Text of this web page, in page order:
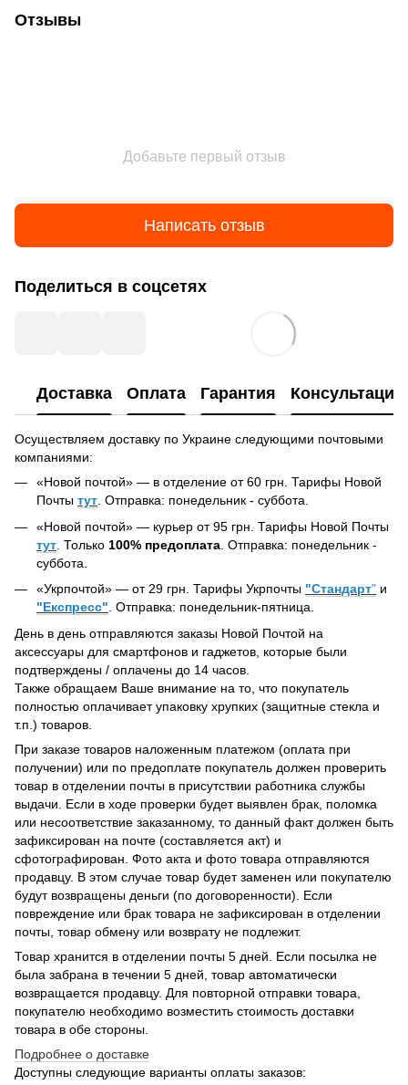
Отзывы
Добавьте первый отзыв
Написать отзыв
Поделиться в соцсетях
Доставка Оплата Гарантия Консультация
Осуществляем доставку по Украине следующими почтовыми
компаниями:
«Новой почтой» — в отделение от 60 грн. Тарифы Новой
Почты тут. Отправка: понедельник - суббота.
«Новой почтой» — курьер от 95 грн. Тарифы Новой Почты
тут . Только 100% предоплата . Отправка: понедельник -
суббота.
«Укрпочтой» — от 29 грн. Тарифы Укрпочты "Стандарт" и
"Експресс" . Отправка: понедельник-пятница.
День в день отправляются заказы Новой Почтой на
аксессуары для смартфонов и гаджетов, которые были
подтверждены / оплачены до 14 часов.
Также обращаем Ваше внимание на то, что покупатель
полностью оплачивает упаковку хрупких (защитные стекла и
т.п.) товаров.
При заказе товаров наложенным платежом (оплата при
получении) или по предоплате покупатель должен проверить
товар в отделении почты в присутствии работника службы
выдачи. Если в ходе проверки будет выявлен брак, поломка
или несоответствие заказанному, то данный факт должен быть
зафиксирован на почте (составляется акт) и
сфотографирован. Фото акта и фото товара отправляются
продавцу. В этом случае товар будет заменен или покупателю
будут возвращены деньги (по договоренности). Если
повреждение или брак товара не зафиксирован в отделении
почты, товар обмену или возврату не подлежит.
Товар хранится в отделении почты 5 дней. Если посылка не
была забрана в течении 5 дней, товар автоматически
возвращается продавцу. Для повторной отправки товара,
покупателю необходимо возместить стоимость доставки
товара в обе стороны.
Подробнее о доставке
Доступны следующие варианты оплаты заказов: